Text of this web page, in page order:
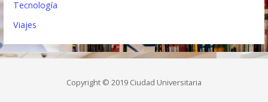
Tecnología
Viajes
Copyright © 2019 Ciudad Universitaria